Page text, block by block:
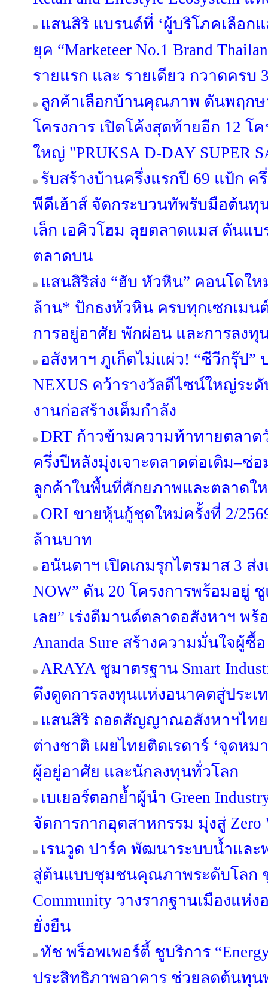
แสนสิริ แบรนด์ที่ ‘ผู้บริโภคเลือกแ
ยุค “Marketeer No.1 Brand
รายแรก และ รายเดียว กวาดครบ
ลูกค้าเลือกบ้านคุณภาพ ดันพฤกษ
โครงการ เปิดโค้งสุดท้ายอีก 12 โ
ใหญ่ "PRUKSA D-DAY SUPER
รับสร้างบ้านครึ่งแรกปี 69 แป้ก
พีดีเฮ้าส์ จัดกระบวนทัพรับมือต้นทุ
เล็ก เอคิวโฮม ลุยตลาดแมส ดันแ
ตลาดบน
แสนสิริส่ง “ฮับ หัวหิน” คอนโดให
ล้าน* ปักธงหัวหิน ครบทุกเซกเมน
การอยู่อาศัย พักผ่อน และการลงทุ
อสังหาฯ ภูเก็ตไม่แผ่ว! “ซีวีกรุ๊ป”
NEXUS คว้ารางวัลดีไซน์ใหญ่ระ
งานก่อสร้างเต็มกำลัง
DRT ก้าวข้ามความท้าทายตลาด
ครึ่งปีหลังมุ่งเจาะตลาดต่อเติม–ซ่
ลูกค้าในพื้นที่ศักยภาพและตลาดใ
ORI ขายหุ้นกู้ชุดใหม่ครั้งที่ 2/
ล้านบาท
อนันดาฯ เปิดเกมรุกไตรมาส 3 ส่
NOW” ดัน 20 โครงการพร้อมอยู่
เลย” เร่งดีมานด์ตลาดอสังหาฯ พ
Ananda Sure สร้างความมั่นใจผู้ซื้อ
ARAYA ชูมาตรฐาน Smart
ดึงดูดการลงทุนแห่งอนาคตสู่ประเ
แสนสิริ ถอดสัญญาณอสังหาฯไท
ต่างชาติ เผยไทยติดเรดาร์ ‘จุดห
ผู้อยู่อาศัย และนักลงทุนทั่วโลก
เบเยอร์ตอกย้ำผู้นำ Green
จัดการกากอุตสาหกรรม มุ่งสู่ Zero
เรนวูด ปาร์ค พัฒนาระบบน้ำและ
สู่ต้นแบบชุมชนคุณภาพระดับโลก ชู
Community วางรากฐานเมืองแห่
ยั่งยืน
ทัช พร็อพเพอร์ตี้ ชูบริการ
ประสิทธิภาพอาคาร ช่วยลดต้นทุน